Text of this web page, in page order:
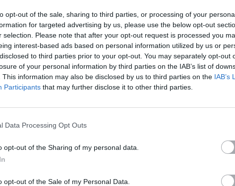
opt-out of the sale, sharing to third parties, or processing of your
for targeted advertising by us, please use the below opt-out
selection. Please note that after your opt-out request is processed you
interest-based ads based on personal information utilized by us or
to third parties prior to your opt-out. You may separately opt-out
of your personal information by third parties on the IAB’s list of
This information may also be disclosed by us to third parties on the IAB’s
Participants that may further disclose it to other third parties.
Data Processing Opt Outs
opt-out of the Sharing of my personal data.
opt-out of the Sale of my Personal Data.
σε λιπαρά, είναι το πιο
D η οποία είναι απαραίτητη για
τρόφιμα που επιβάλλεται να
στον